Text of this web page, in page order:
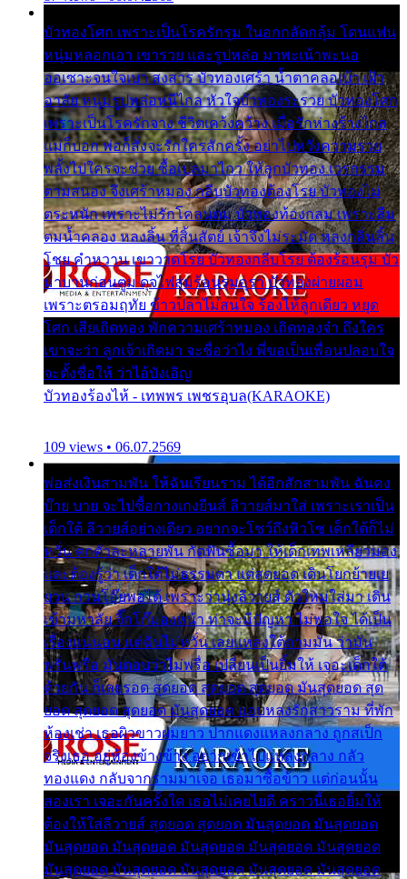
บัวทองโศก เพราะเป็นโรครักรุม ในอกกลัดกลุ้ม โดนแฟน
หนุ่มหลอกเอา เขารวย และรูปหล่อ มาพะเน้าพะนอ
ออเซาะจนใจเบา สงสาร บัวทองเศร้า น้ำตาคลอเบ้า เฝ้า
อาลัย หนุ่มรูปหล่อหนีไกล หัวใจบัวทองระรวย บัวทองโศก
เพราะเป็นโรครักจาง ชีวิตเคว้งคว้าง เมื่อรักห่างร้างไกล
แม่ก็บอก พ่อก็สั่งจะรักใครสักครั้ง อย่าไปหวังความรวย
พลั้งไปใครจะช่วย ซื้อเปลมาไกว ให้ลูกบัวทอง เวรกรรม
ตามสนอง จึงเศร้าหมอง กลีบบัวทองต้องโรย บัวทองไม่
ตระหนัก เพราะไม่รักโคลนตม บัวทองท้องกลม เพราะลืม
ตมน้ำคลอง หลงลิ้น ที่สิ้นสัตย์ เจ้าจึงไม่ระมัด หลงกลิ่นลิ้น
โชย คำหวาน เขาวาดโรย บัวทองกลีบโรย ต้องร้อนรุม บัว
มาบานก่อนตูม ดุจไฟสุมร้อนรุมอุรา บัวทองผ่ายผอม
เพราะตรอมฤทัย ข้าวปลาไม่สนใจ ร้องไห้ลูกเดียว หยุด
โศก เสียเถิดทอง พักความเศร้าหมอง เถิดทองจ๋า ถึงใคร
เขาจะว่า ลูกเจ้าเกิดมา จะชื่อว่าไง พี่ขอเป็นเพื่อนปลอบใจ
จะตั้งชื่อให้ ว่าไอ้บังเอิญ
บัวทองร้องไห้ - เทพพร เพชรอุบล(KARAOKE)
109 views • 06.07.2569
พ่อส่งเงินสามพัน ให้ฉันเรียนราม ได้อีกสักสามพัน ฉันคง
บ๊าย บาย จะไปซื้อกางเกงยีนส์ ลีวายส์มาใส่ เพราะเราเป็น
เด็กใต้ ลีวายส์อย่างเดียว อยากจะโชว์ถึงหิวโซ เด็กใต้ก็ไม่
หวั่น ตกตัวละหลายพัน กัดฟันซื้อมา ให้เด็กเทพเหลียวมอง
และต้องรู้ว่า เด็กใต้ไม่ธรรมดา แต่สุดยอด เดินโยกย้ายเย
ยวน กวนโอ๊ยพอได้ เพราะว่านุ่งลีวายส์ ตัวใหม่ใส่มา เดิน
เข้ามหาลัย จิ๊กโก๊มองหน้า ท่าจะมีปัญหา ไม่พอใจ ได้เป็น
เรื่องแน่นอน แต่ฉันไม่หวั่น เลยแหลงใต้ถามมัน ว่ามัน
พรั่นพรือ มันตอบว่าไม่พรื่อ เปลี่ยนเป็นยิ้มให้ เจอะเด็กใต้
ด้วยกัน ก็เลยรอด สุดยอด สุดยอด สุดยอด มันสุดยอด สุด
ยอด สุดยอด สุดยอด มันสุดยอด แอบหลงรักสาวราม ที่พัก
ห้องเช่า เธอผิวขาวผมยาว ปากแดงแหลงกลาง ถูกสเป็ก
จริงเธอ อยู่ห้องข้างข้าง อยากเข้าไปแหลงกลาง กลัว
ทองแดง กลับจากรามมาเจอ เธอมาซื้อข้าว แต่ก่อนนั้น
สองเรา เจอะกันครั้งใด เธอไม่เคยไยดี คราวนี้เธอยิ้มให้
ต้องให้ใส่ลีวายส์ สุดยอด สุดยอด มันสุดยอด มันสุดยอด
มันสุดยอด มันสุดยอด มันสุดยอด มันสุดยอด มันสุดยอด
มันสุดยอด มันสุดยอด มันสุดยอด มันสุดยอด มันสุดยอด